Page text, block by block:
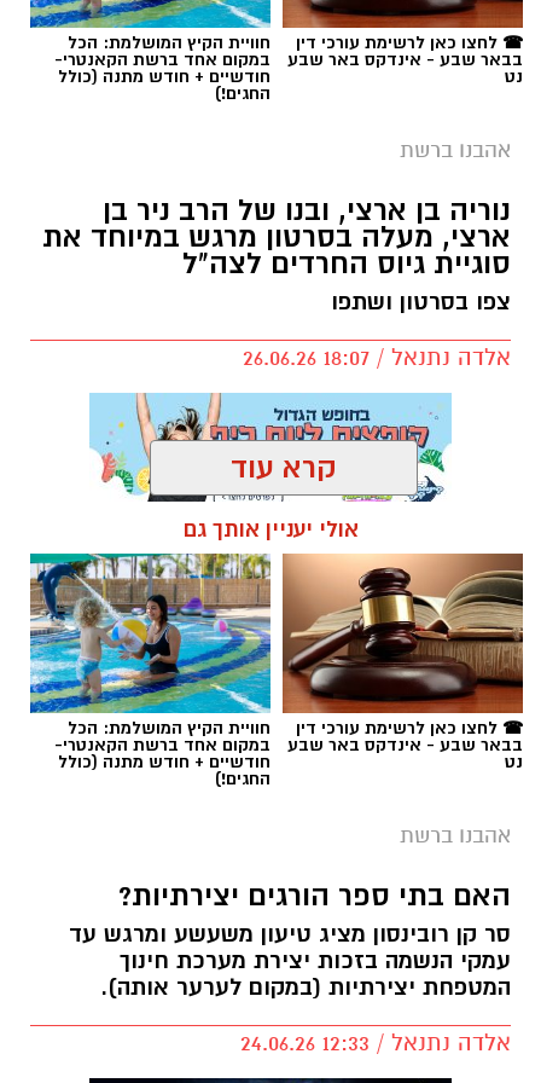
כל הפרטים על נדל"ן בבאר שבע
להורדת אפליקציה של באר שבע נט לחצו כאן
אנו מכבדים זכויות יוצרים ועושים מאמץ לאתר את
בעלי הזכויות בצילומים המגיעים לידינו. אם זיהיתים
בפרסומינו צילום שיש לכם זכויות בו, אתם רשאים
לפנות אלינו ולבקש לחדול מהשימוש באמצעות
כתובת המייל:ram@isnet.co.il
☎ לחצו כאן לרשימת עורכי דין
בבאר שבע - אינדקס באר שבע
נט
חוויית הקיץ המושלמת: הכל
במקום אחד ברשת הקאנטרי-
חודשיים + חודש מתנה (כולל
החגים!)
אהבנו ברשת
נוריה בן ארצי, ובנו של הרב ניר בן
ארצי, מעלה בסרטון מרגש במיוחד את
סוגיית גיוס החרדים לצה"ל
צפו בסרטון ושתפו
אלדה נתנאל / 18:07 26.06.26
נוריה בן ארצי
משרדים למכירה>>>
קרא עוד
אולי יעניין אותך גם
☎ לחצו כאן לרשימת עורכי דין
בבאר שבע - אינדקס באר שבע
נט
חוויית הקיץ המושלמת: הכל
במקום אחד ברשת הקאנטרי-
חודשיים + חודש מתנה (כולל
החגים!)
אהבנו ברשת
האם בתי ספר הורגים יצירתיות?
סר קן רובינסון מציג טיעון משעשע ומרגש עד
עמקי הנשמה בזכות יצירת מערכת חינוך
המטפחת יצירתיות (במקום לערער אותה).
אלדה נתנאל / 12:33 24.06.26